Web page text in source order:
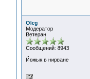
Oleg
Модератор
Ветеран
Сообщений: 8943
Йожык в нирване